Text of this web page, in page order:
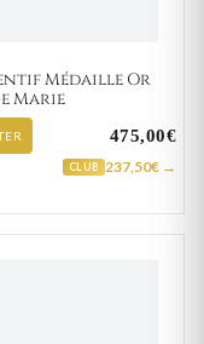
Médaille Or
Marie
475,00€
CLUB 237,50€ →